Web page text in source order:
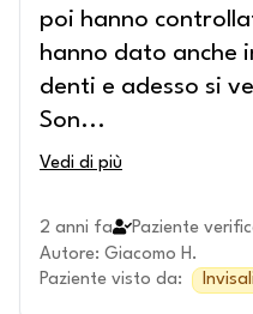
poi hanno
hanno dato anche
denti e adesso si
Son...
Vedi di più
2 anni fa
Paziente
Autore: Giacomo H.
Paziente visto da: